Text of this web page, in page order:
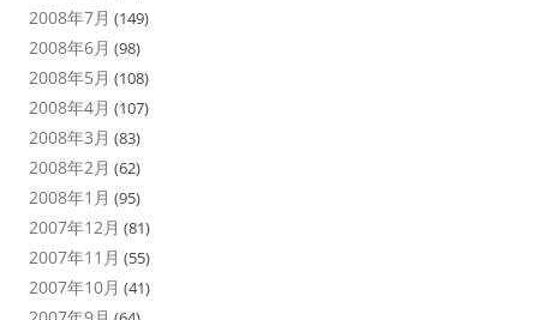
2008年7月 (149)
2008年6月 (98)
2008年5月 (108)
2008年4月 (107)
2008年3月 (83)
2008年2月 (62)
2008年1月 (95)
2007年12月 (81)
2007年11月 (55)
2007年10月 (41)